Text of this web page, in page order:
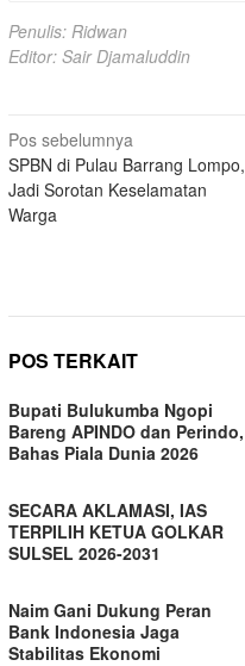
Penulis: Ridwan
Editor: Sair Djamaluddin
Navigasi
pos
Pos sebelumnya
SPBN di Pulau Barrang Lompo,
Jadi Sorotan Keselamatan
Warga
POS TERKAIT
Bupati Bulukumba Ngopi
Bareng APINDO dan Perindo,
Bahas Piala Dunia 2026
SECARA AKLAMASI, IAS
TERPILIH KETUA GOLKAR
SULSEL 2026-2031
Naim Gani Dukung Peran
Bank Indonesia Jaga
Stabilitas Ekonomi